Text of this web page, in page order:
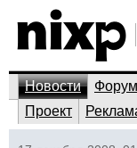
Новости Форум
Проект